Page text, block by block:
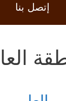
إتصل بنا